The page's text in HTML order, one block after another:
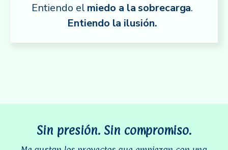
Entiendo el miedo a la sobrecarga.
Entiendo la ilusión.
Sin presión. Sin compromiso.